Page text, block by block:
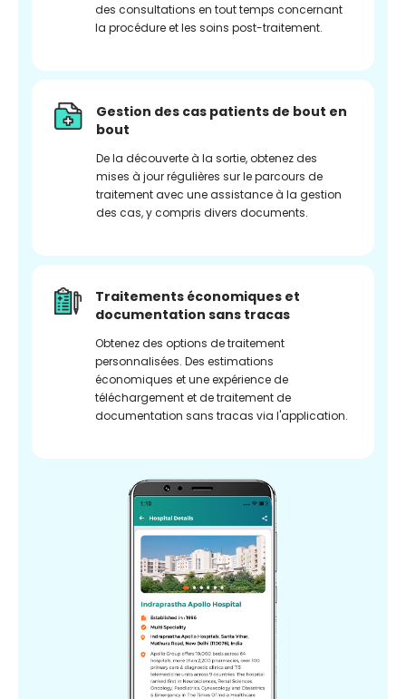
des consultations en tout temps concernant
la procédure et les soins post-traitement.
Gestion des cas patients de bout en
bout
De la découverte à la sortie, obtenez des
mises à jour régulières sur le parcours de
traitement avec une assistance à la gestion
des cas, y compris divers documents.
Traitements économiques et
documentation sans tracas
Obtenez des options de traitement
personnalisées. Des estimations
économiques et une expérience de
téléchargement et de traitement de
documentation sans tracas via l'application.